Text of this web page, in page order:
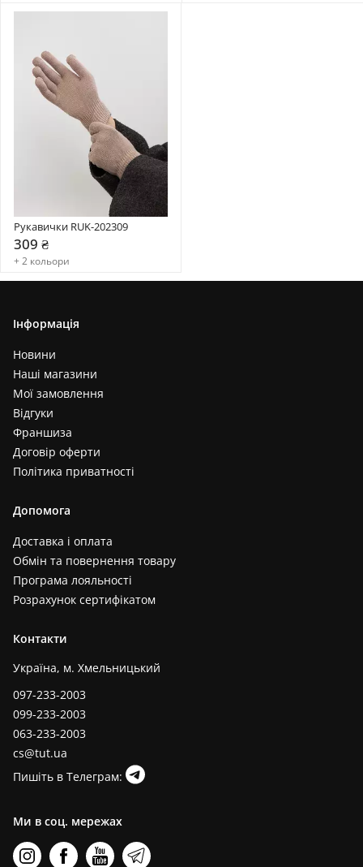
Рукавички RUK-202309
309 ₴
+ 2 кольори
Інформація
Новини
Наші магазини
Мої замовлення
Відгуки
Франшиза
Договір оферти
Політика приватності
Допомога
Доставка і оплата
Обмін та повернення товару
Програма лояльності
Розрахунок сертифікатом
Контакти
Україна, м. Хмельницький
097-233-2003
099-233-2003
063-233-2003
cs@tut.ua
Пишіть в Телеграм:
Ми в соц. мережах